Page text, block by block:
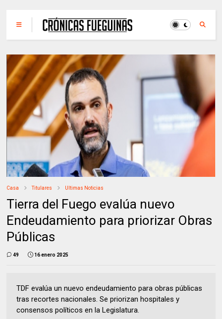
Casa Titulares Ultimas Noticias
Tierra del Fuego evalúa nuevo
Endeudamiento para priorizar Obras
Públicas
49 16 enero 2025
TDF evalúa un nuevo endeudamiento para obras públicas
tras recortes nacionales. Se priorizan hospitales y
consensos políticos en la Legislatura.